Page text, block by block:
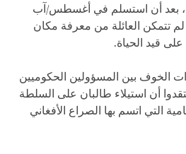
بعد أن استسلم في أغسطس/آب
تتمكن العائلة من معرفة مكان
على قيد الحياة.
الخوف بين المسؤولين الحكوميين
أن استيلاء طالبان على السلطة
التي اتسم بها الصراع الأفغاني